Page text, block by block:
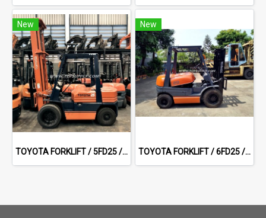
New
TOYOTA FORKLIFT / 5FD25 / 5.0 m
New
TOYOTA FORKLIFT / 6FD25 / 3.0 m Full Free